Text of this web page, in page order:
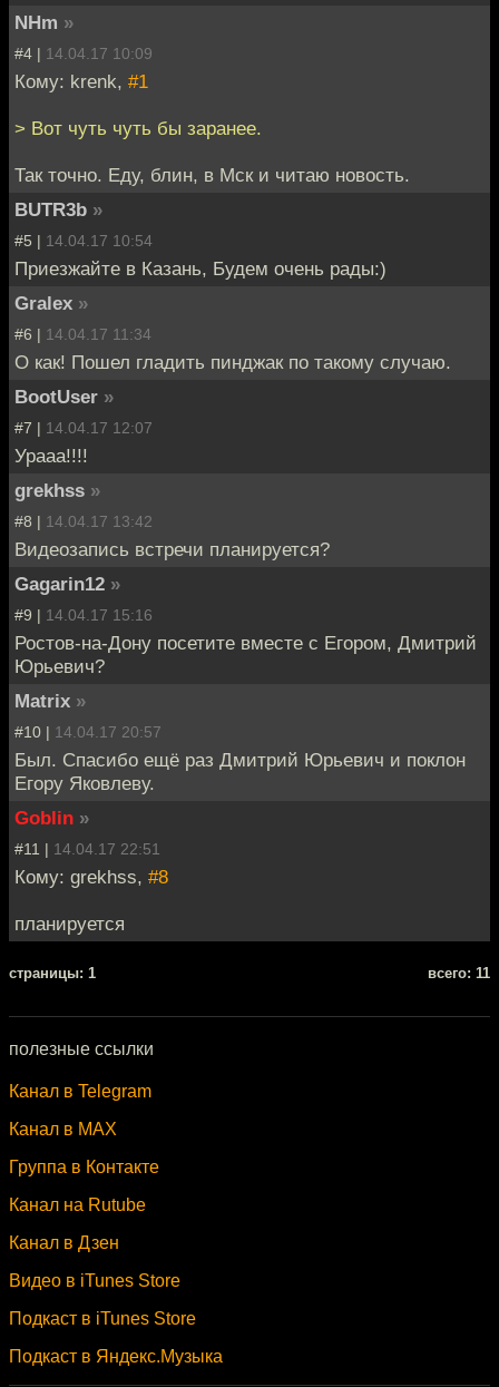
NHm »
#4 | 14.04.17 10:09
Кому: krenk, #1
> Вот чуть чуть бы заранее.
Так точно. Еду, блин, в Мск и читаю новость.
BUTR3b »
#5 | 14.04.17 10:54
Приезжайте в Казань, Будем очень рады:)
Gralex »
#6 | 14.04.17 11:34
О как! Пошел гладить пинджак по такому случаю.
BootUser »
#7 | 14.04.17 12:07
Урааа!!!!
grekhss »
#8 | 14.04.17 13:42
Видеозапись встречи планируется?
Gagarin12 »
#9 | 14.04.17 15:16
Ростов-на-Дону посетите вместе с Егором, Дмитрий
Юрьевич?
Matrix »
#10 | 14.04.17 20:57
Был. Спасибо ещё раз Дмитрий Юрьевич и поклон
Егору Яковлеву.
Goblin »
#11 | 14.04.17 22:51
Кому: grekhss, #8
планируется
cтраницы: 1 всего: 11
полезные ссылки
Канал в Telegram
Канал в MAX
Группа в Контакте
Канал на Rutube
Канал в Дзен
Видео в iTunes Store
Подкаст в iTunes Store
Подкаст в Яндекс.Музыка